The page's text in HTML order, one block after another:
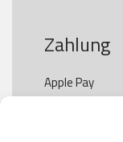
Zahlung
Apple Pay
Paypal